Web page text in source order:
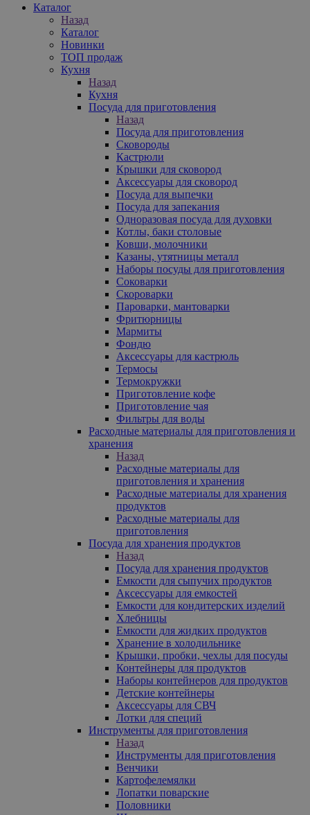
Каталог
Назад
Каталог
Новинки
ТОП продаж
Кухня
Назад
Кухня
Посуда для приготовления
Назад
Посуда для приготовления
Сковороды
Кастрюли
Крышки для сковород
Аксессуары для сковород
Посуда для выпечки
Посуда для запекания
Одноразовая посуда для духовки
Котлы, баки столовые
Ковши, молочники
Казаны, утятницы металл
Наборы посуды для приготовления
Соковарки
Скороварки
Пароварки, мантоварки
Фритюрницы
Мармиты
Фондю
Аксессуары для кастрюль
Термосы
Термокружки
Приготовление кофе
Приготовление чая
Фильтры для воды
Расходные материалы для приготовления и
хранения
Назад
Расходные материалы для
приготовления и хранения
Расходные материалы для хранения
продуктов
Расходные материалы для
приготовления
Посуда для хранения продуктов
Назад
Посуда для хранения продуктов
Емкости для сыпучих продуктов
Аксессуары для емкостей
Емкости для кондитерских изделий
Хлебницы
Емкости для жидких продуктов
Хранение в холодильнике
Крышки, пробки, чехлы для посуды
Контейнеры для продуктов
Наборы контейнеров для продуктов
Детские контейнеры
Аксессуары для СВЧ
Лотки для специй
Инструменты для приготовления
Назад
Инструменты для приготовления
Венчики
Картофелемялки
Лопатки поварские
Половники